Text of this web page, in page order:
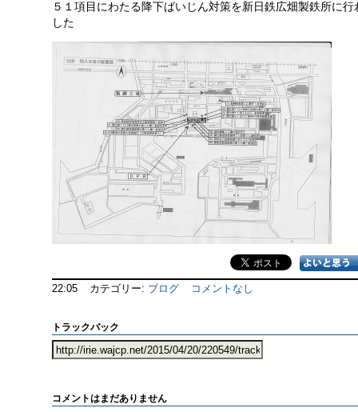
５１項目にわたる降下ばいじん対策を新日鉄広畑製鉄所に行
した
22:05 カテゴリー: ブログ コメントなし
トラックバック
コメントはまだありません